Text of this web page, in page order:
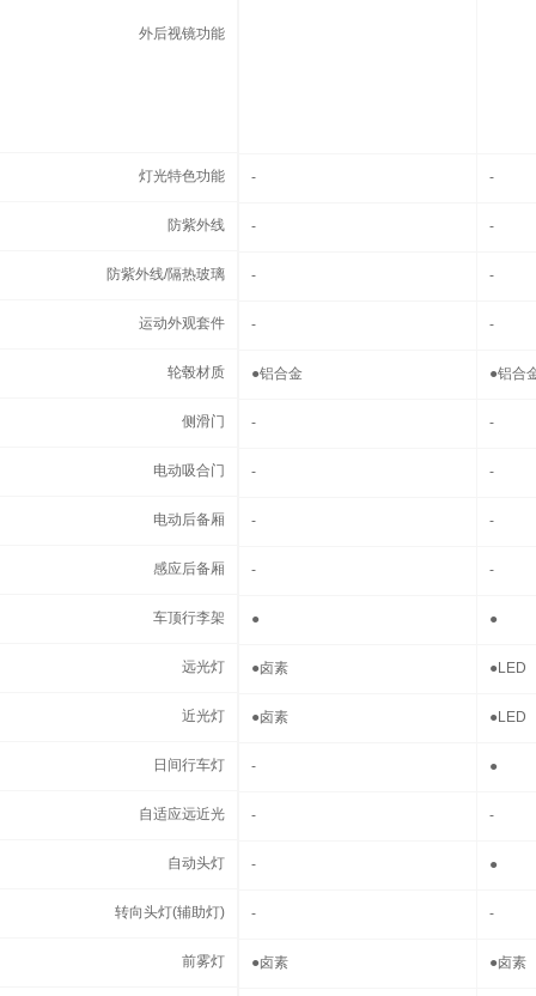
灯光特色功能 - -
防紫外线 - -
防紫外线/隔热玻璃 - -
运动外观套件 - -
轮毂材质 ●铝合金 ●铝合
侧滑门 - -
电动吸合门 - -
电动后备厢 - -
感应后备厢 - -
车顶行李架 ● ●
远光灯 ●卤素 ●LED
近光灯 ●卤素 ●LED
日间行车灯 - ●
自适应远近光 - -
自动头灯 - ●
转向头灯(辅助灯) - -
前雾灯 ●卤素 ●卤素
外后视镜功能
灯光特色功能
防紫外线
防紫外线/隔热玻璃
运动外观套件
轮毂材质
侧滑门
电动吸合门
电动后备厢
感应后备厢
车顶行李架
远光灯
近光灯
日间行车灯
自适应远近光
自动头灯
转向头灯(辅助灯)
前雾灯